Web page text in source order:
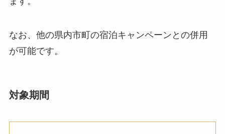
なお、他の県内市町の宿泊キャンペーンとの併用
が可能です。
対象期間